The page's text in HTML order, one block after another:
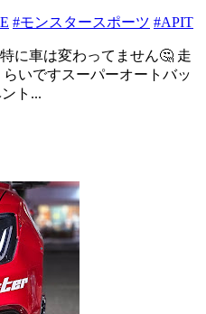
#モンスタースポーツ #APIT
に車は変わってません🤔 走
いですスーパーオートバッ
ト...